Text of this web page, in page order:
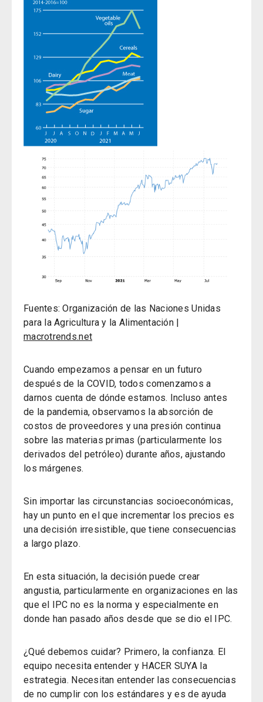
Fuentes: Organización de las Naciones Unidas
para la Agricultura y la Alimentación |
macrotrends.net
Cuando empezamos a pensar en un futuro
después de la COVID, todos comenzamos a
darnos cuenta de dónde estamos. Incluso antes
de la pandemia, observamos la absorción de
costos de proveedores y una presión continua
sobre las materias primas (particularmente los
derivados del petróleo) durante años, ajustando
los márgenes.
Sin importar las circunstancias socioeconómicas,
hay un punto en el que incrementar los precios es
una decisión irresistible, que tiene consecuencias
a largo plazo.
En esta situación, la decisión puede crear
angustia, particularmente en organizaciones en las
que el IPC no es la norma y especialmente en
donde han pasado años desde que se dio el IPC.
¿Qué debemos cuidar? Primero, la confianza. El
equipo necesita entender y HACER SUYA la
estrategia. Necesitan entender las consecuencias
de no cumplir con los estándares y es de ayuda